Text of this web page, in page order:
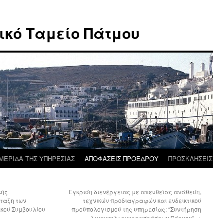
Ταμείο Πάτμου
ΤΗΣ ΥΠΗΡΕΣΙΑΣ ΑΠΟΦΑΣΕΙΣ ΠΡΟΕΔΡΟΥ ΠΡΟΣΚΛΗΣΕΙΣ
των
Συμβουλίου
Έγκριση διενέργειας με απευθείας ανάθεση,
τεχνικών προδιαγραφών και ενδεικτικού
προϋπολογισμού της υπηρεσίας: “Συντήρηση